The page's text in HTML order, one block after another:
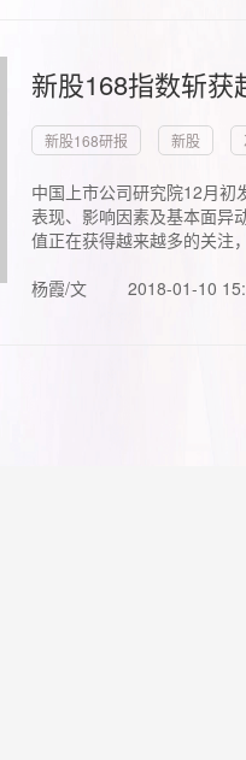
新股168指数斩
新股168研报 新股
中国上市公司研究院12月初
表现、影响因素及基本面异
值正在获得越来越多的关注
杨霞/文
2018-01-10